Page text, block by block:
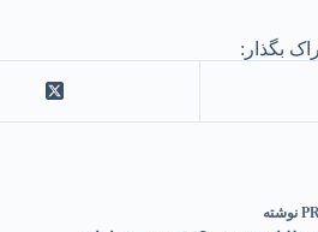
بگذار:
نوشته